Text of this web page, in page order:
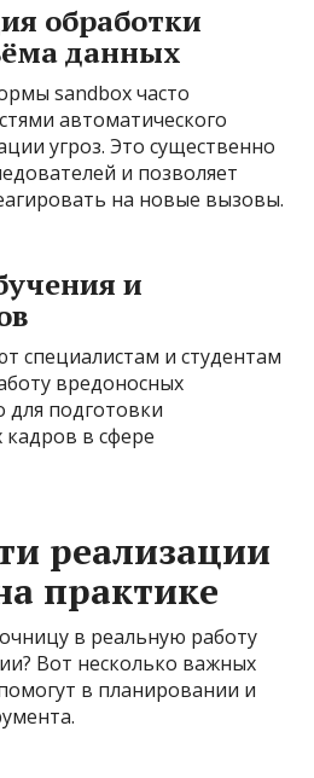
обработки
данных
sandbox часто
автоматического
угроз. Это существенно
и позволяет
на новые вызовы.
и
специалистам и студентам
вредоносных
подготовки
в сфере
реализации
практике
в реальную работу
Вот несколько важных
в планировании и